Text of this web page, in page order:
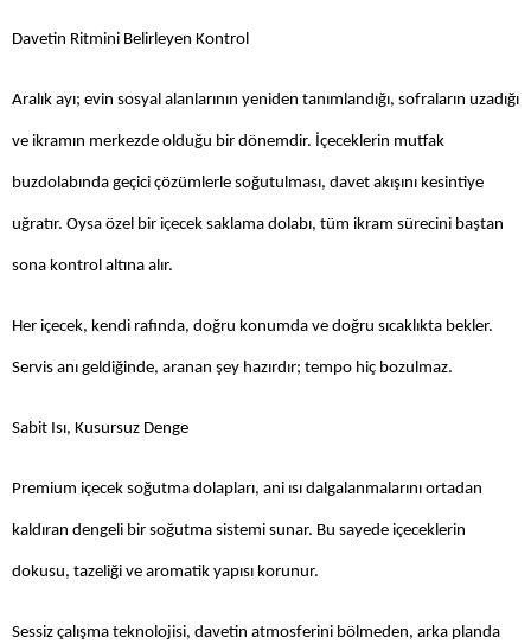
Davetin Ritmini Belirleyen Kontrol
Aralık ayı; evin sosyal alanlarının yeniden tanımlandığı, sofraların uzadığı
ve ikramın merkezde olduğu bir dönemdir. İçeceklerin mutfak
buzdolabında geçici çözümlerle soğutulması, davet akışını kesintiye
uğratır. Oysa özel bir içecek saklama dolabı, tüm ikram sürecini baştan
sona kontrol altına alır.
Her içecek, kendi rafında, doğru konumda ve doğru sıcaklıkta bekler.
Servis anı geldiğinde, aranan şey hazırdır; tempo hiç bozulmaz.
Sabit Isı, Kusursuz Denge
Premium içecek soğutma dolapları, ani ısı dalgalanmalarını ortadan
kaldıran dengeli bir soğutma sistemi sunar. Bu sayede içeceklerin
dokusu, tazeliği ve aromatik yapısı korunur.
Sessiz çalışma teknolojisi, davetin atmosferini bölmeden, arka planda